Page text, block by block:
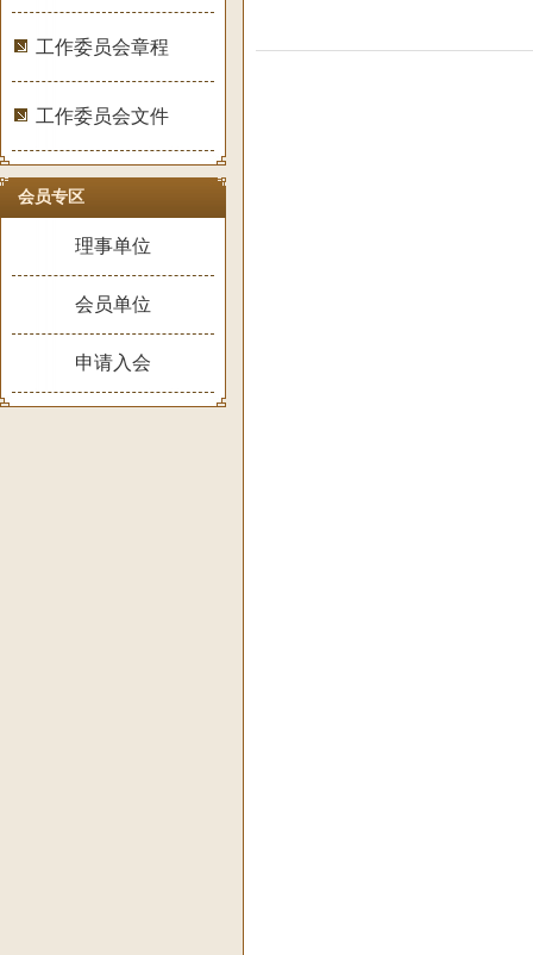
工作委员会章程
工作委员会文件
会员专区
理事单位
会员单位
申请入会